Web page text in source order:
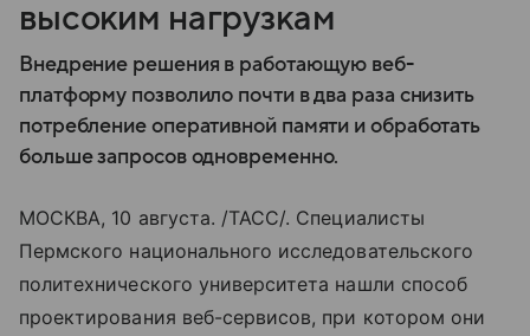
высоким нагрузкам
Внедрение решения в работающую веб-
платформу позволило почти в два раза снизить
потребление оперативной памяти и обработать
больше запросов одновременно.
МОСКВА, 10 августа. /ТАСС/. Специалисты
Пермского национального исследовательского
политехнического университета нашли способ
проектирования веб-сервисов, при котором они